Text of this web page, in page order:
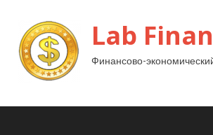
Lab
Финансово-